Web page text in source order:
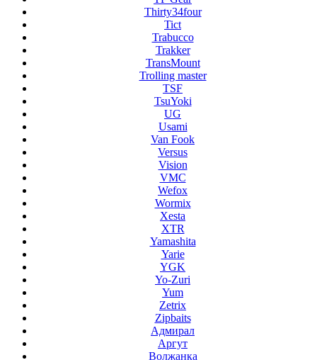
Thirty34four
Tict
Trabucco
Trakker
TransMount
Trolling master
TSF
TsuYoki
UG
Usami
Van Fook
Versus
Vision
VMC
Wefox
Wormix
Xesta
XTR
Yamashita
Yarie
YGK
Yo-Zuri
Yum
Zetrix
Zipbaits
Адмирал
Аргут
Волжанка